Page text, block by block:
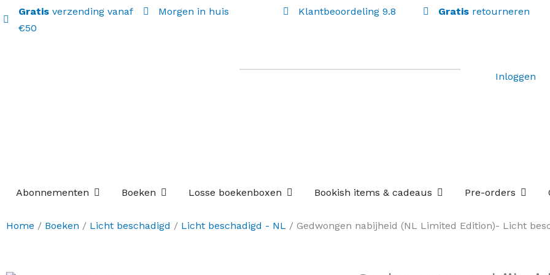
Gratis verzending vanaf
€50
Morgen in huis Klantbeoordeling 9.8 Gratis retourneren
Inloggen
Abonnementen Open Abonnementen
Boeken Open Boeken
Losse boekenboxen Open Losse boekenboxen
Bookish items & cadeaus Open Bookish items &
Pre-orders Open
Home / Boeken / Licht beschadigd / Licht beschadigd - NL / Gedwongen nabijheid (NL Limited Edition)- Licht